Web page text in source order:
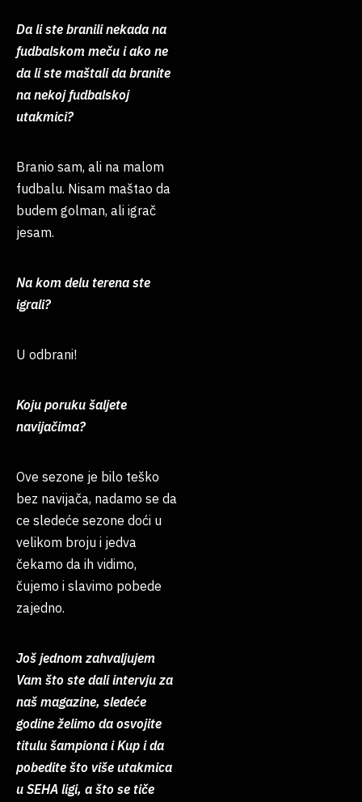
Da li ste branili nekada na
fudbalskom meču i ako ne
da li ste maštali da branite
na nekoj fudbalskoj
utakmici?
Branio sam, ali na malom
fudbalu. Nisam maštao da
budem golman, ali igrač
jesam.
Na kom delu terena ste
igrali?
U odbrani!
Koju poruku šaljete
navijačima?
Ove sezone je bilo teško
bez navijača, nadamo se da
ce sledeće sezone doći u
velikom broju i jedva
čekamo da ih vidimo,
čujemo i slavimo pobede
zajedno.
Još jednom zahvaljujem
Vam što ste dali intervju za
naš magazine, sledeće
godine želimo da osvojite
titulu šampiona i Kup i da
pobedite što više utakmica
u SEHA ligi, a što se tiče